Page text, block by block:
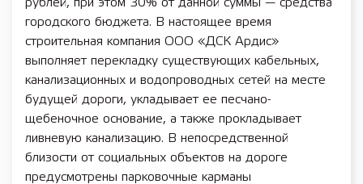
рублей, при этом 30% от данной суммы — средства
городского бюджета. В настоящее время
строительная компания ООО «ДСК Ардис»
выполняет перекладку существующих кабельных,
канализационных и водопроводных сетей на месте
будущей дороги, укладывает ее песчано-
щебеночное основание, а также прокладывает
ливневую канализацию. В непосредственной
близости от социальных объектов на дороге
предусмотрены парковочные карманы